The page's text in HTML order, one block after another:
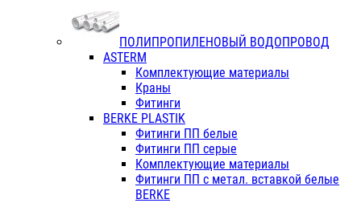
ПОЛИПРОПИЛЕНОВЫЙ ВОДОПРОВОД
ASTERM
Комплектующие материалы
Краны
Фитинги
BERKE PLASTIK
Фитинги ПП белые
Фитинги ПП серые
Комплектующие материалы
Фитинги ПП с метал. вставкой белые
BERKE